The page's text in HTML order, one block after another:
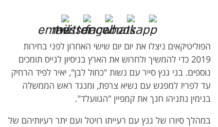
הפוליטיקאים ניצלו את יום יום שישי האחרון לפני בחירות
2019 כדי להמשיך ולחרוש את הארץ בניסיון לגייס תומכים
נוספים. בני גנץ סייר עם נשות "כחול לבן", יאיר לפיד הרחיק
עד לפריז למפגש עם נשיא צרפת, ומנגד ראש הממשלה
בנימין נתניהו חנך את קמפיין "הגוועלד".
במהלך סיורו של גנץ עם רעייתו רויטל ועם יתר רעיותיהם של